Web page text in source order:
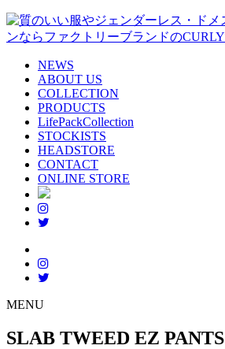
NEWS
ABOUT US
COLLECTION
PRODUCTS
LifePackCollection
STOCKISTS
HEADSTORE
CONTACT
ONLINE STORE
MENU
SLAB TWEED EZ PANTS